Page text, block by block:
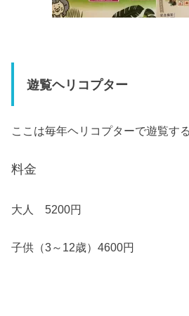
遊覧ヘリコプター
ここは毎年ヘリコプターで遊覧す
料金
大人 5200円
子供（3～12歳）4600円